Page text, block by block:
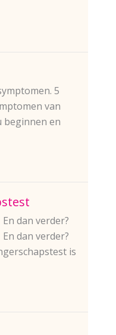
5
van
beginnen en
dan verder?
dan verder?
is